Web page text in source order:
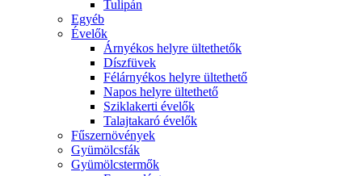
Tulipán
Egyéb
Évelők
Árnyékos helyre ültethetők
Díszfüvek
Félárnyékos helyre ültethető
Napos helyre ültethető
Sziklakerti évelők
Talajtakaró évelők
Fűszernövények
Gyümölcsfák
Gyümölcstermők